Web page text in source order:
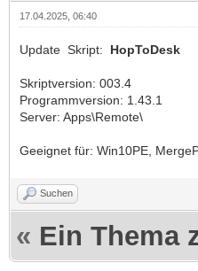
17.04.2025, 06:40
Update Skript: HopToDesk
Skriptversion: 003.4
Programmversion: 1.43.1
Server: Apps\Remote\
Geeignet für: Win10PE,
Suchen
« Ein Thema